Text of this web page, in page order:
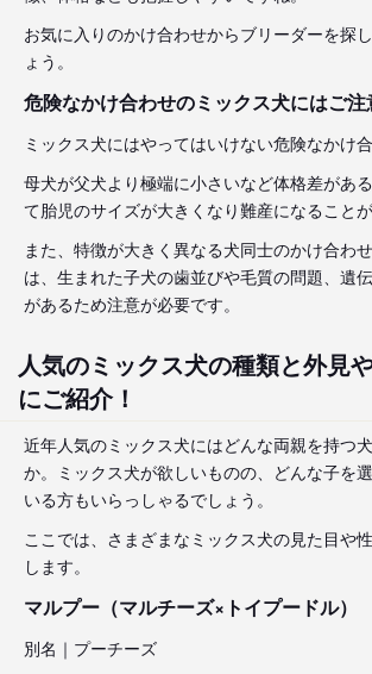
お気に入りのかけ合わせからブリーダーを探
ょう。
危険なかけ合わせのミックス犬にはご注
ミックス犬にはやってはいけない危険なかけ
母犬が父犬より極端に小さいなど体格差があ
て胎児のサイズが大きくなり難産になることが
また、特徴が大きく異なる犬同士のかけ合わ
は、生まれた子犬の歯並びや毛質の問題、遺
があるため注意が必要です。
人気のミックス犬の種類と外見
にご紹介！
近年人気のミックス犬にはどんな両親を持つ
か。ミックス犬が欲しいものの、どんな子を
いる方もいらっしゃるでしょう。
ここでは、さまざまなミックス犬の見た目や
します。
マルプー（マルチーズ×トイプードル）
別名｜プーチーズ